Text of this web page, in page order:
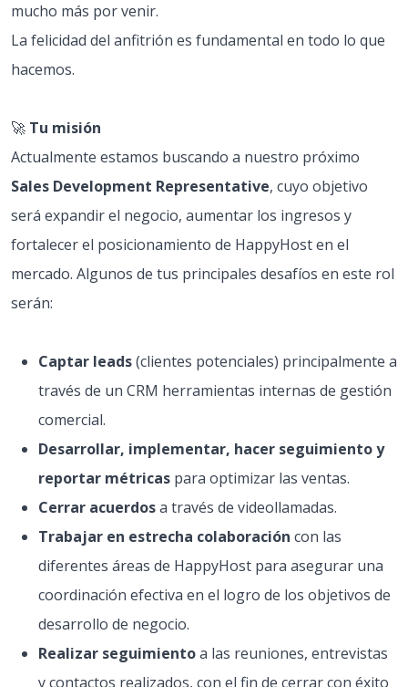
mucho más por venir.
La felicidad del anfitrión es fundamental en todo lo que
hacemos.
🚀 Tu misión
Actualmente estamos buscando a nuestro próximo
Sales Development Representative, cuyo objetivo
será expandir el negocio, aumentar los ingresos y
fortalecer el posicionamiento de HappyHost en el
mercado. Algunos de tus principales desafíos en este rol
serán:
Captar leads(clientes potenciales) principalmente a
través de un CRM herramientas internas de gestión
comercial.
Desarrollar, implementar, hacer seguimiento y
reportar métricas para optimizar las ventas.
Cerrar acuerdosa través de videollamadas.
Trabajar en estrecha colaboración con las
diferentes áreas de HappyHost para asegurar una
coordinación efectiva en el logro de los objetivos de
desarrollo de negocio.
Realizar seguimientoa las reuniones, entrevistas
y contactos realizados, con el fin de cerrar con éxito